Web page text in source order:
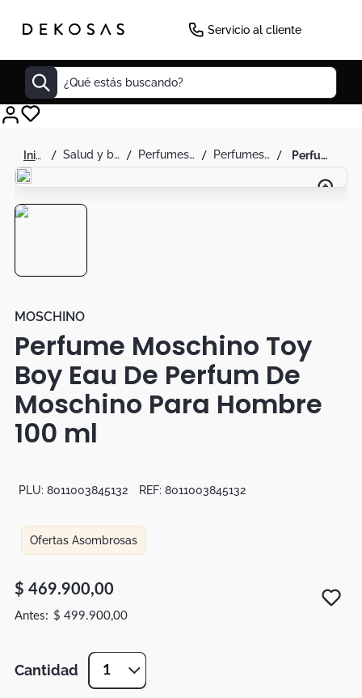
Servicio al cliente
¿Qué estás buscando?
salud y belleza perfumes y splash perfumes para hombre perfume moschino toy boy eau de perfum de moschino para hombre 100 ml
MOSCHINO
Perfume Moschino Toy
Boy Eau De Perfum De
Moschino Para Hombre
100 ml
PLU: 8011003845132 REF: 8011003845132
Ofertas Asombrosas
$ 469.900,00
$ 499.900,00
Cantidad 1
Decoracion
Cuadro
Sillas
Duvet
Botas
Dko